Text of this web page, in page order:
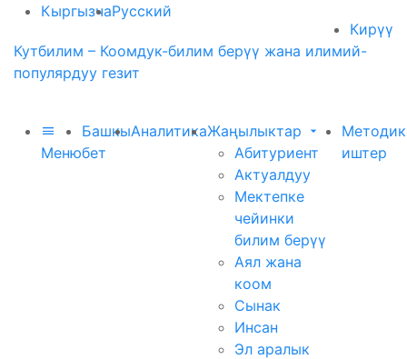
КыргызчаРусский
Кирүү
Кутбилим – Коомдук-билим берүү жана илимий-
популярдуу гезит
Меню
Башкы
бет
АналитикаЖаңылыктар
Абитуриент
Актуалдуу
Мектепке
чейинки
билим берүү
Аял жана
коом
Сынак
Инсан
Эл аралык
иштер